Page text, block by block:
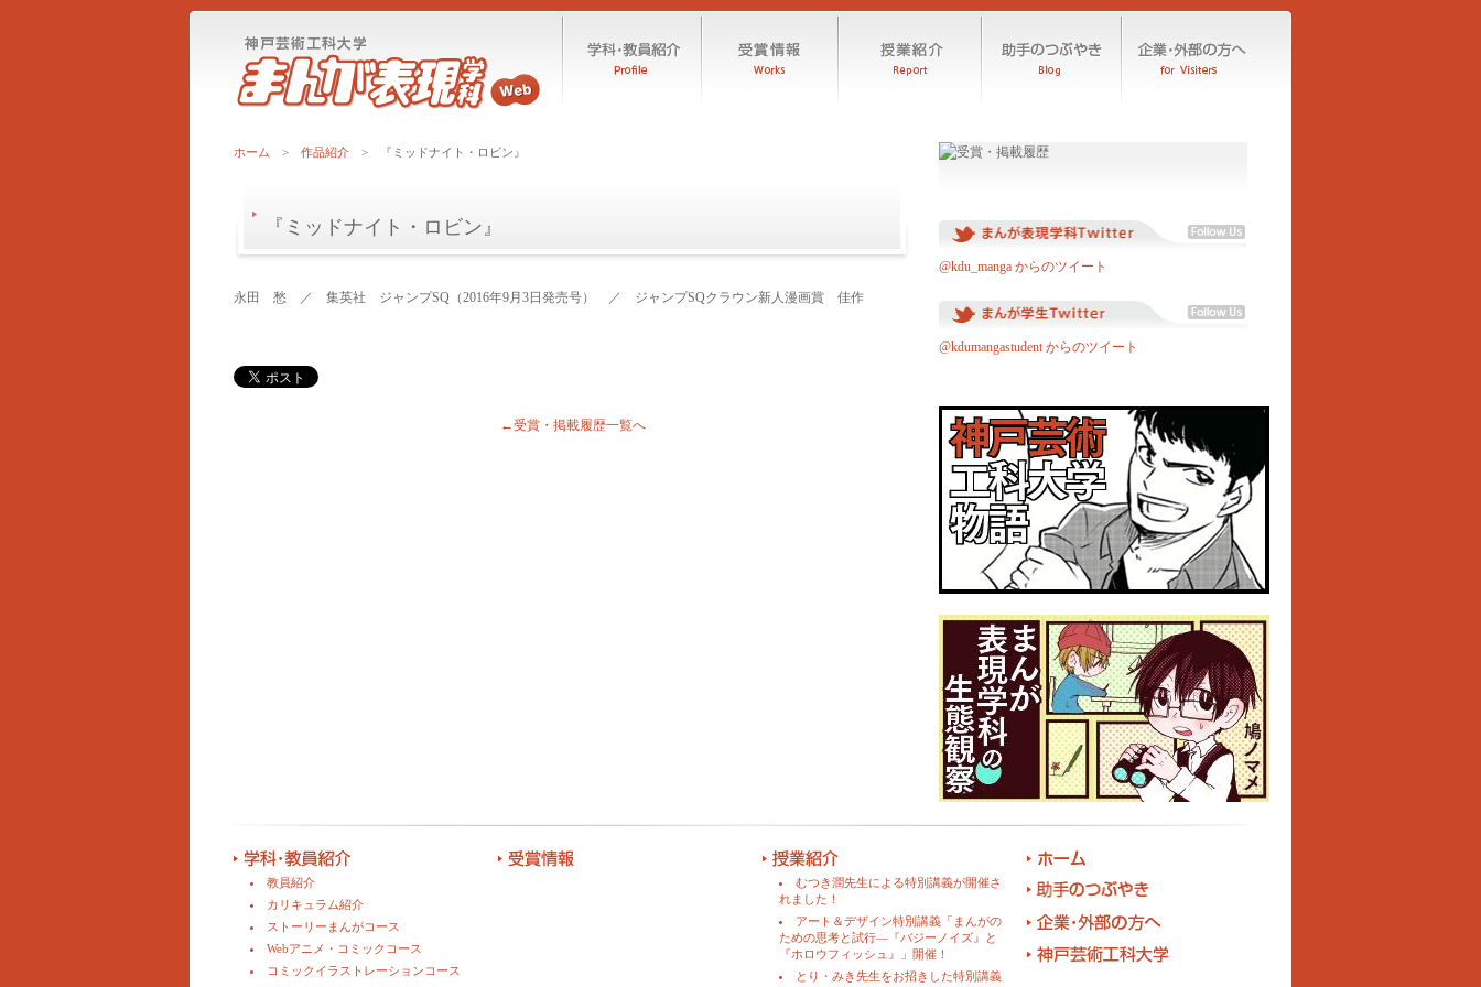
ホーム > 作品紹介 > 『ミッドナイト・ロビン』
『ミッドナイト・ロビン』
永田 愁 ／ 集英社 ジャンプSQ（2016年9月3日発売号） ／ ジャンプSQクラウン新人漫画賞 佳作
←受賞・掲載履歴一覧へ
@kdu_manga からのツイート
@kdumangastudent からのツイート
教員紹介
カリキュラム紹介
ストーリーまんがコース
Webアニメ・コミックコース
コミックイラストレーションコース
むつき潤先生による特別講義が開催さ
れました！
アート＆デザイン特別講義「まんがの
ための思考と試行―『バジーノイズ』と
『ホロウフィッシュ』」開催！
とり・みき先生をお招きした特別講義